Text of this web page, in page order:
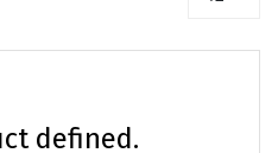
defined.